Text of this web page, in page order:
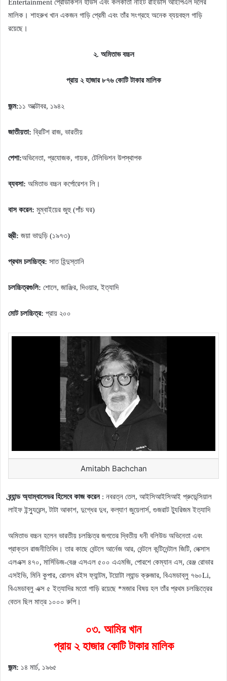
Entertainment প্রোডাকশন হাউস এবং কলকাতা নাইট রাইডার্স আইপিএল দলের
মালিক। শাহরুখ খান একজন গাড়ি প্রেমী এবং তাঁর সংগ্রহে অনেক ব্যয়বহুল গাড়ি
রয়েছে।
২. অমিতাভ বচ্চন
প্রায় ২ হাজার ৮৭৬ কোটি টাকার মালিক
জন্ম:১১ অক্টোবর, ১৯৪২
জাতীয়তা: ব্রিটিশ রাজ, ভারতীয়
পেশা:অভিনেতা, প্রযোজক, গায়ক, টেলিভিশন উপস্থাপক
ব্যবসা: অমিতাভ বচ্চন কর্পোরেশন লি।
বাস করেন: মুম্বাইয়ের জুহু (পাঁচ ঘর)
স্ত্রী: জয়া ভাদুড়ি (১৯৭৩)
প্রথম চলচ্চিত্র: সাত হিন্দুস্তানি
চলচ্চিত্রগুলি: শোলে, জাঞ্জির, দিওয়ার, ইত্যাদি
মোট চলচ্চিত্র: প্রায় ২০০
Amitabh Bachchan
ব্র্যান্ড অ্যাম্বাসেডর হিসেবে কাজ করেন : নবরত্ন তেল, আইসিআইসিআই প্রুডেন্সিয়াল
লাইফ ইন্স্যুরেন্স, টাটা আকাশ, দুগ্ধের দুধ, কল্যাণ জুয়েলার্স, গুজরাট ট্যুরিজম ইত্যাদি
অমিতাভ বচ্চন হলেন ভারতীয় চলচ্চিত্র জগতের দ্বিতীয় ধনী বলিউড অভিনেতা এবং
প্রাক্তন রাজনীতিবিদ। তার কাছে বেন্টলে আর্নেজ আর, বেন্টলে কন্টিনেন্টাল জিটি, লেক্সাস
এলএক্স ৪৭০, মার্সিডিজ-বেঞ্জ এসএল ৫০০ এএমজি, পোরশে কেম্যান এস, রেঞ্জ রোভার
এসইভি, মিনি কুপার, রোলস রইস ফ্যান্টম, টয়োটা ল্যান্ড ক্রুজার, বিএমডাব্লু ৭৬০Li,
বিএমডাব্লু এক্স ৫ ইত্যাদির মতো গাড়ি রয়েছে *মজার বিষয় হল তাঁর প্রথম চলচ্চিত্রের
বেতন ছিল মাত্র ১০০০ রুপি।
০৩. আমির খান
প্রায় ২ হাজার কোটি টাকার মালিক
জন্ম: ১৪ মার্চ, ১৯৬৫